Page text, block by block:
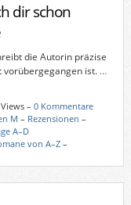
dir schon
die Autorin präzise
vorübergegangen ist. …
– 0 Kommentare
M – Rezensionen –
A–D
von A–Z–